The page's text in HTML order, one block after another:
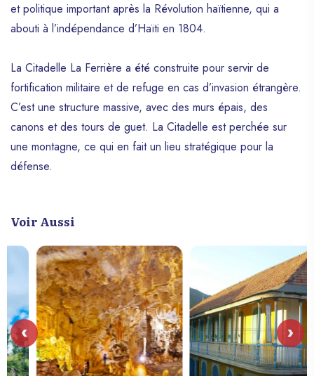
et politique important après la Révolution haïtienne, qui a
abouti à l’indépendance d’Haïti en 1804.
La Citadelle La Ferrière a été construite pour servir de
fortification militaire et de refuge en cas d’invasion étrangère.
C’est une structure massive, avec des murs épais, des
canons et des tours de guet. La Citadelle est perchée sur
une montagne, ce qui en fait un lieu stratégique pour la
défense.
Voir Aussi
‹ ›